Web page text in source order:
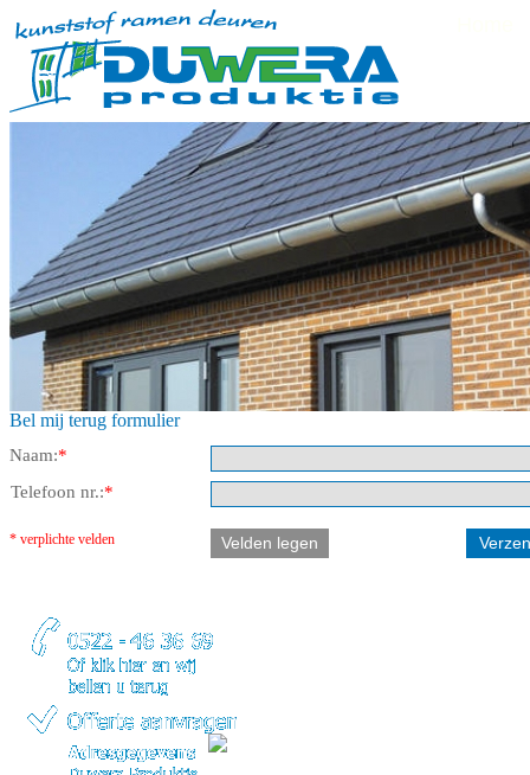
Naam:*
Telefoon nr.:*
* verplichte velden
Bel mij terug formulier